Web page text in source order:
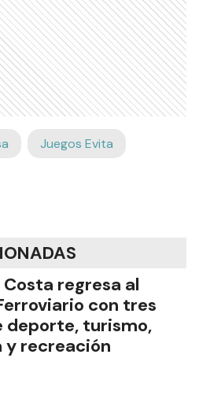
Juegos Evita
Costa regresa al
con tres
deporte, turismo,
y recreación